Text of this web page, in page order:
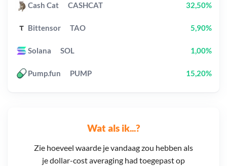
Wat als ik...?
Zie hoeveel waarde je vandaag zou hebben als
je dollar-cost averaging had toegepast op
Cash Cat CASHCAT 32,50%
Bittensor TAO 5,90%
Solana SOL 1,00%
Pump.fun PUMP 15,20%